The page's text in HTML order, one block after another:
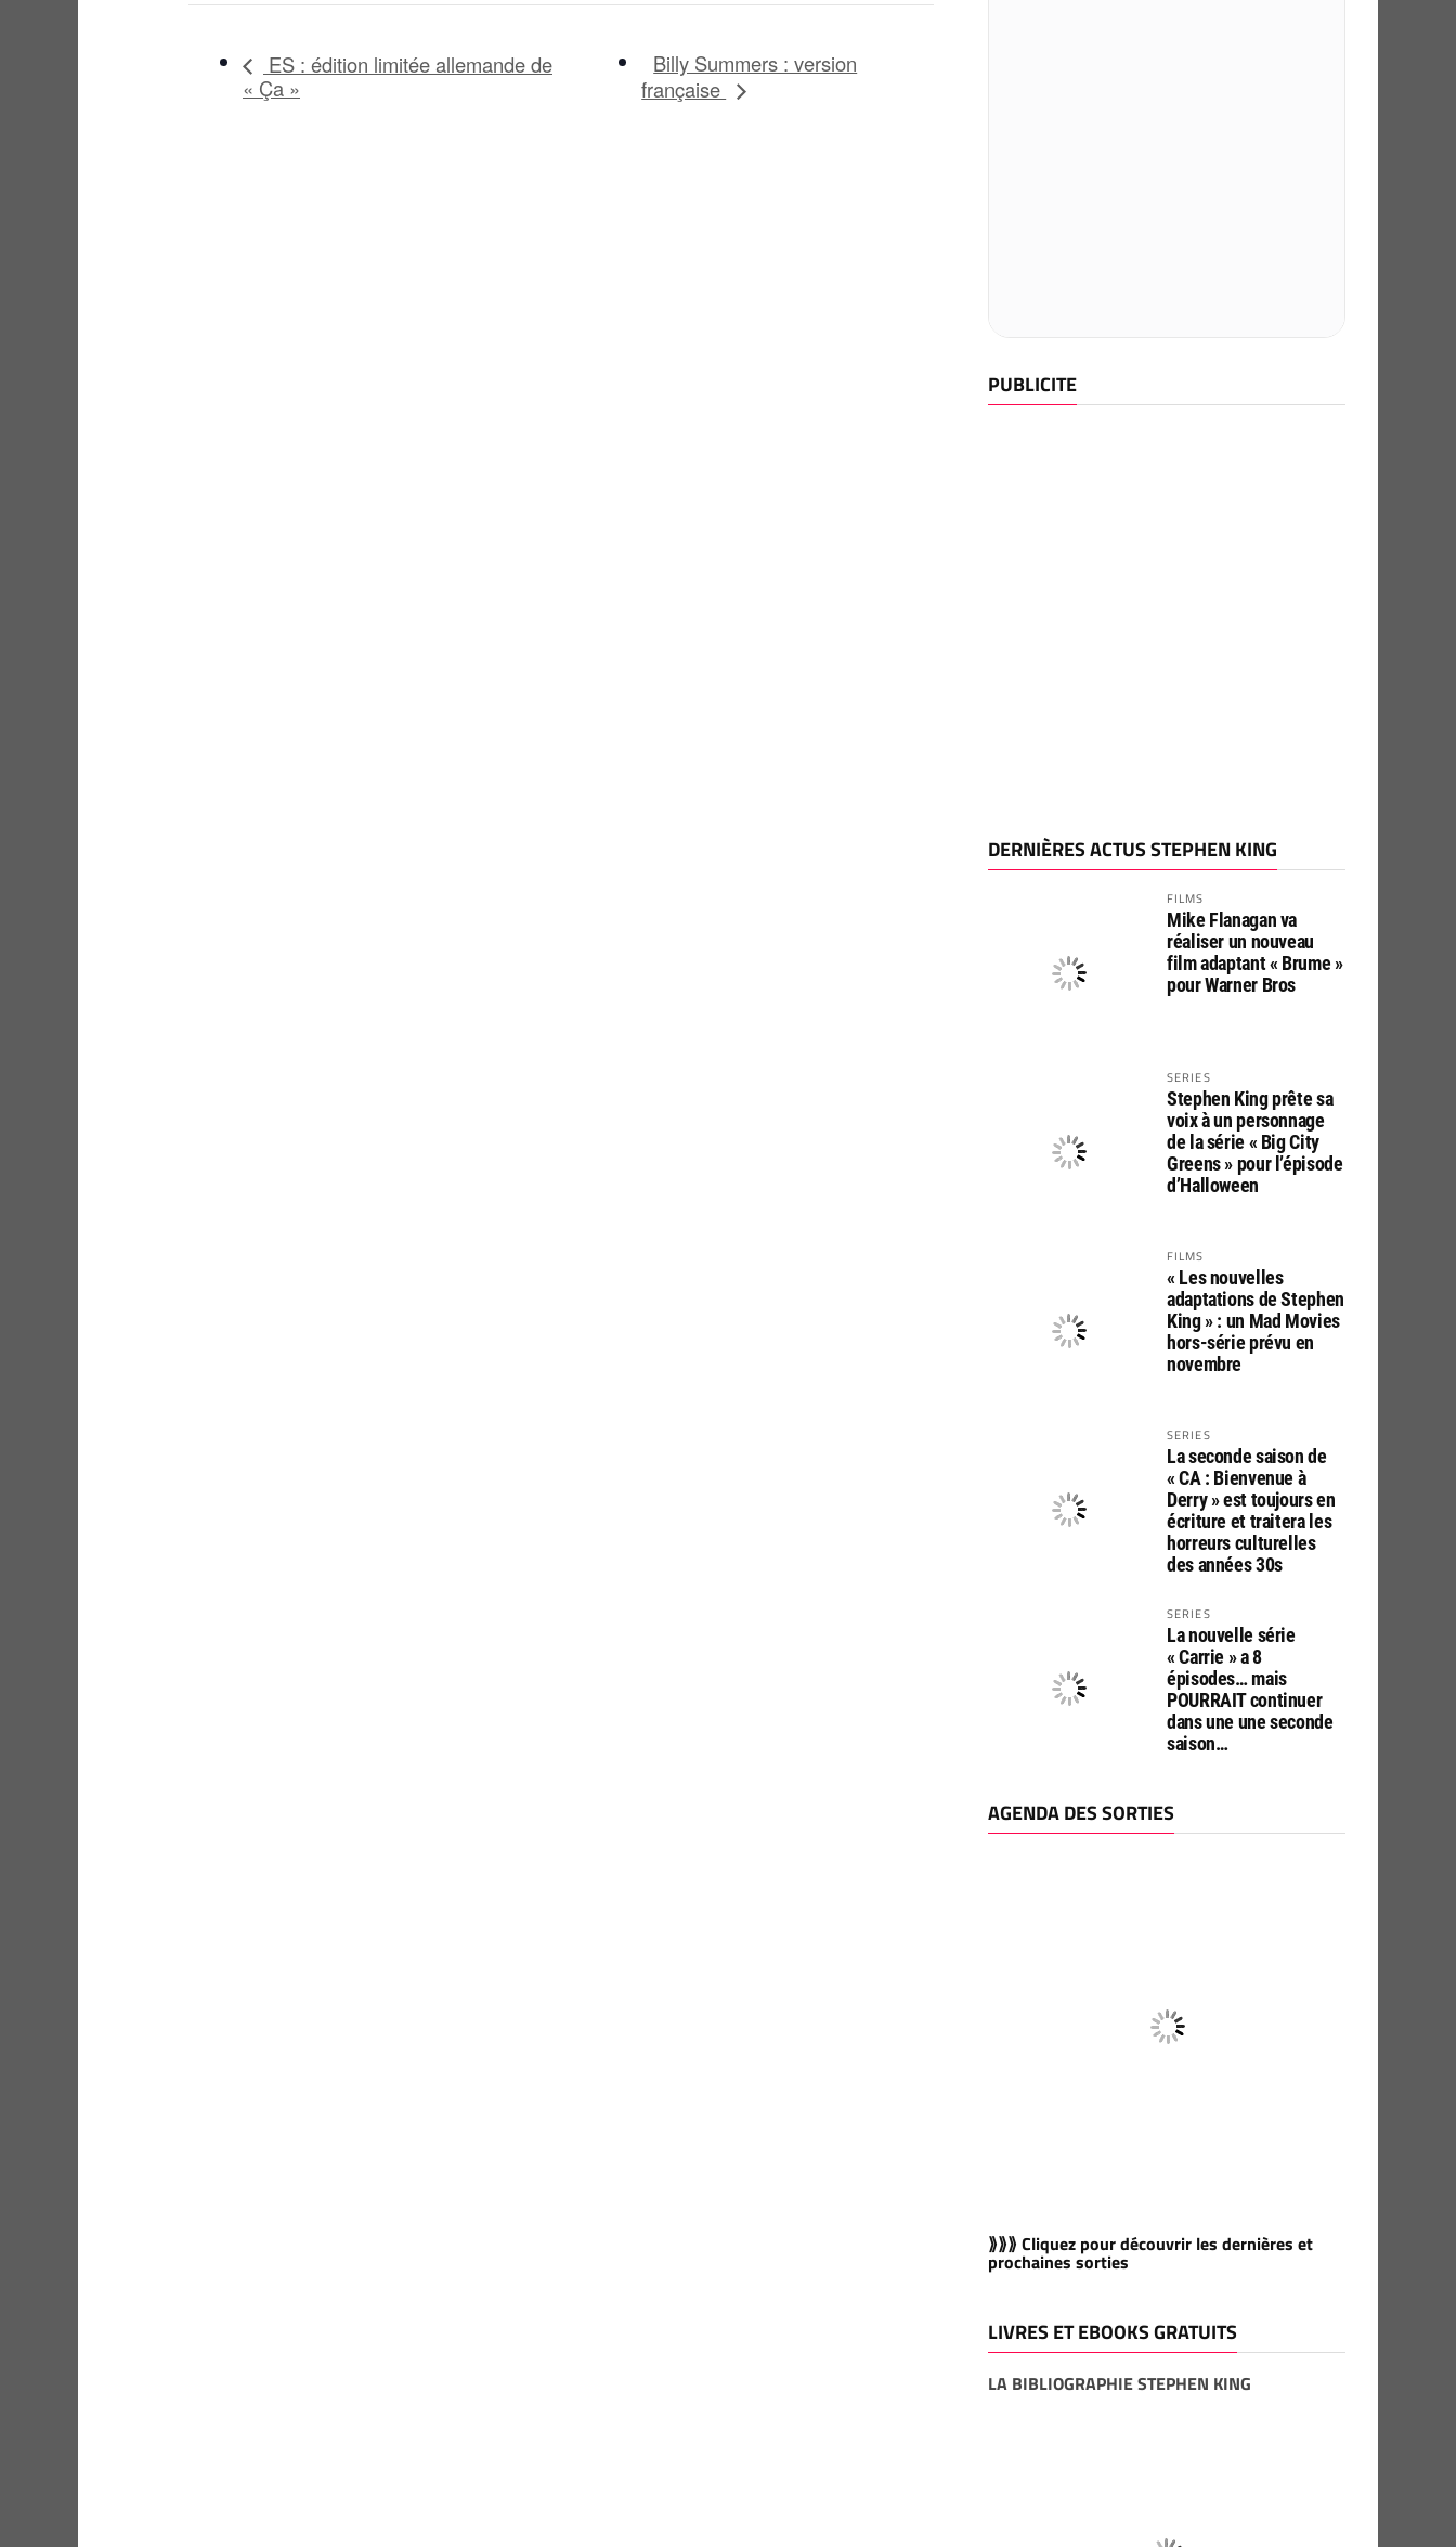
ES : édition limitée allemande de
« Ça »
Billy Summers : version
française
PUBLICITE
DERNIÈRES ACTUS STEPHEN KING
FILMS
Mike Flanagan va
réaliser un nouveau
film adaptant « Brume »
pour Warner Bros
SERIES
Stephen King prête sa
voix à un personnage
de la série « Big City
Greens » pour l’épisode
d’Halloween
FILMS
« Les nouvelles
adaptations de Stephen
King » : un Mad Movies
hors-série prévu en
novembre
SERIES
La seconde saison de
« CA : Bienvenue à
Derry » est toujours en
écriture et traitera les
horreurs culturelles
des années 30s
SERIES
La nouvelle série
« Carrie » a 8
épisodes… mais
POURRAIT continuer
dans une une seconde
saison…
AGENDA DES SORTIES
⟫⟫⟫ Cliquez pour découvrir les dernières et
prochaines sorties
LIVRES ET EBOOKS GRATUITS
LA BIBLIOGRAPHIE STEPHEN KING